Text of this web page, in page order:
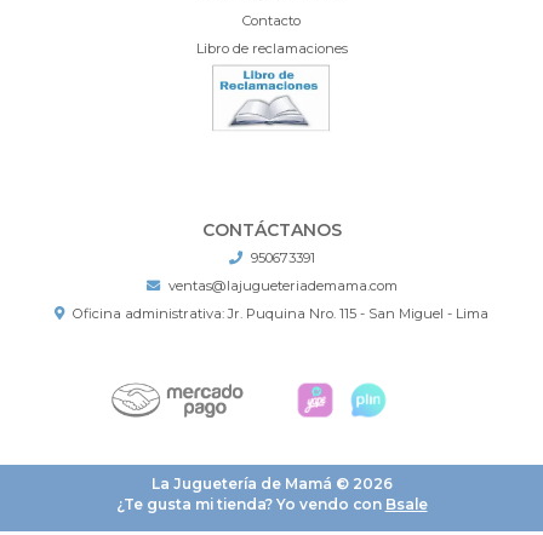
Contacto
Libro de reclamaciones
CONTÁCTANOS
950673391
ventas@lajugueteriademama.com
Oficina administrativa: Jr. Puquina Nro. 115 - San Miguel - Lima
La Juguetería de Mamá © 2026
¿Te gusta mi tienda? Yo vendo con Bsale